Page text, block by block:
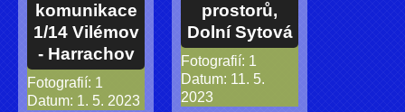
komunikace
1/14 Vilémov
- Harrachov
Fotografií: 1
Datum: 1. 5. 2023
prostorů,
Dolní Sytová
Fotografií: 1
Datum: 11. 5.
2023